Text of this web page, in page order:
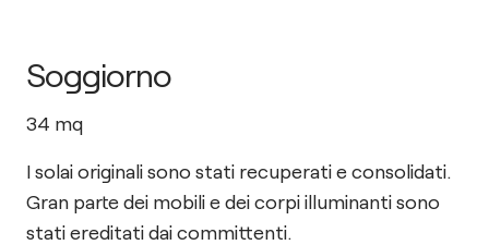
Soggiorno
34 mq
I solai originali sono stati recuperati e consolidati.
Gran parte dei mobili e dei corpi illuminanti sono
stati ereditati dai committenti.